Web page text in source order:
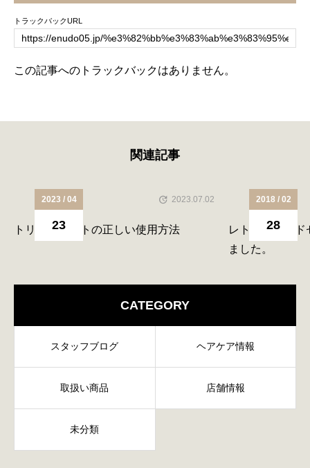
トラックバックURL
この記事へのトラックバックはありません。
関連記事
2023 / 04
23
2023.07.02
トリートメントの正しい使用方法
2018 / 02
28
レトログラー
ました。
CATEGORY
スタッフブログ ヘアケア情報
取扱い商品 店舗情報
未分類